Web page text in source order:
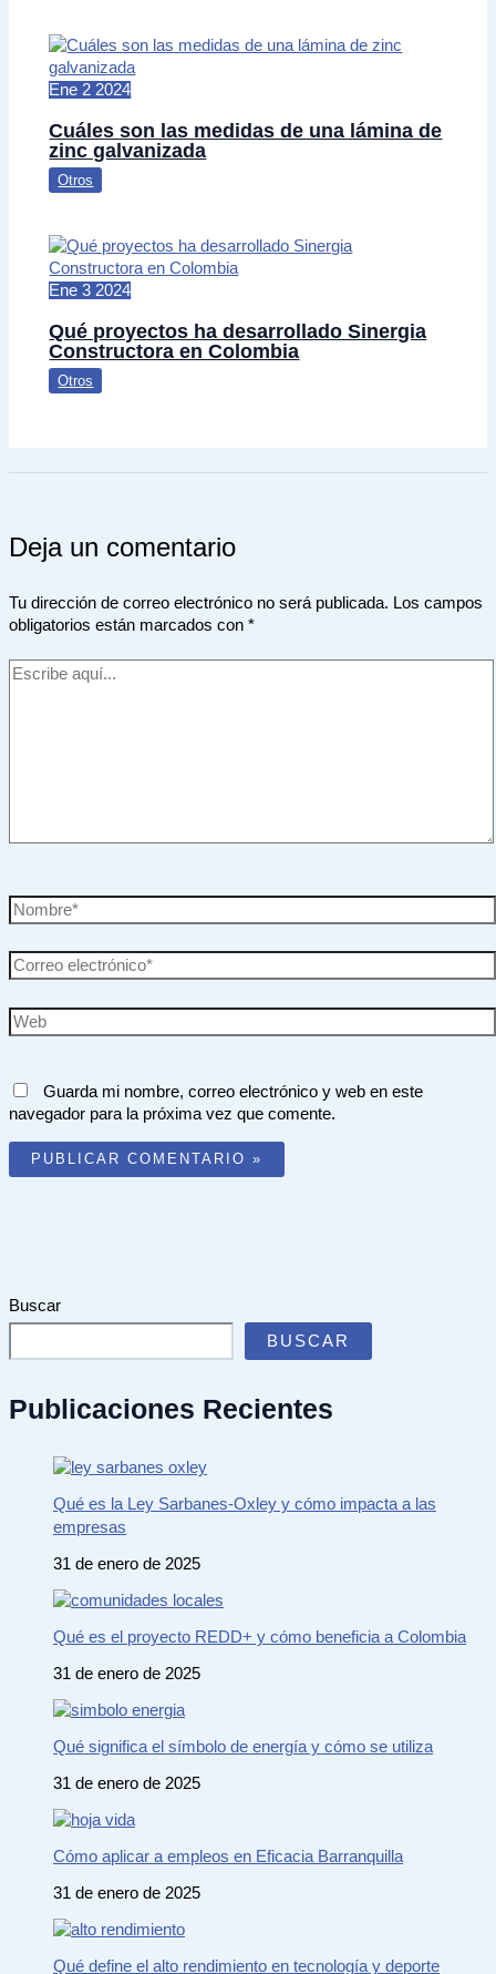
Ene 2 2024
Cuáles son las medidas de una lámina de
zinc galvanizada
Otros
Ene 3 2024
Qué proyectos ha desarrollado Sinergia
Constructora en Colombia
Otros
Deja un comentario
Tu dirección de correo electrónico no será publicada. Los campos
obligatorios están marcados con *
Escribe
Nombre*
Correo
electrónico*
Web
Guarda mi nombre, correo electrónico y web en este
navegador para la próxima vez que comente.
Buscar
BUSCAR
Publicaciones Recientes
Qué es la Ley Sarbanes-Oxley y cómo impacta a las
empresas
31 de enero de 2025
Qué es el proyecto REDD+ y cómo beneficia a Colombia
31 de enero de 2025
Qué significa el símbolo de energía y cómo se utiliza
31 de enero de 2025
Cómo aplicar a empleos en Eficacia Barranquilla
31 de enero de 2025
Qué define el alto rendimiento en tecnología y deporte